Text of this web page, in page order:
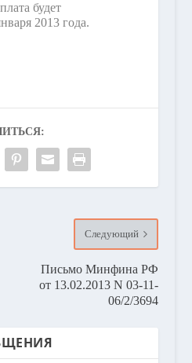
будет
2013 года.
Следующий
Письмо Минфина РФ
от 13.02.2013 N 03-11-
06/2/3694